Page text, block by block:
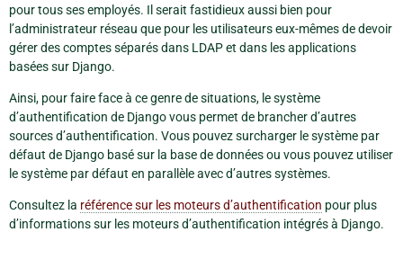
pour tous ses employés. Il serait fastidieux aussi bien pour
l’administrateur réseau que pour les utilisateurs eux-mêmes de devoir
gérer des comptes séparés dans LDAP et dans les applications
basées sur Django.
Ainsi, pour faire face à ce genre de situations, le système
d’authentification de Django vous permet de brancher d’autres
sources d’authentification. Vous pouvez surcharger le système par
défaut de Django basé sur la base de données ou vous pouvez utiliser
le système par défaut en parallèle avec d’autres systèmes.
Consultez la référence sur les moteurs d’authentification pour plus
d’informations sur les moteurs d’authentification intégrés à Django.